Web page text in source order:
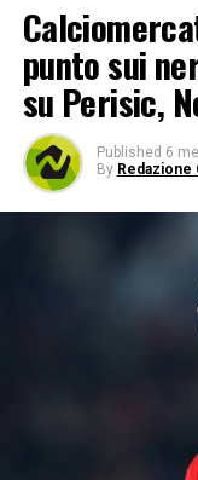
punto sui
su Perisic,
Published 6
By Redazione